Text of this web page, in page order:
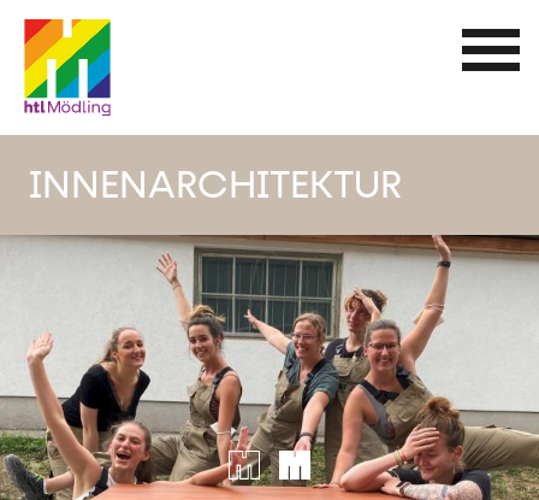
Direkt
zum
Inhalt
INNENARCHITEKTUR